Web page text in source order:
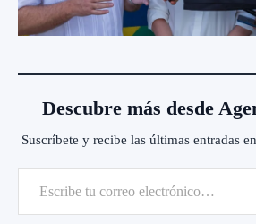
Descubre más desde
Suscríbete y recibe las últimas entradas
Escribe tu correo electrónico…